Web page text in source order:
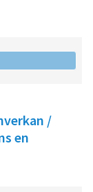
/
en